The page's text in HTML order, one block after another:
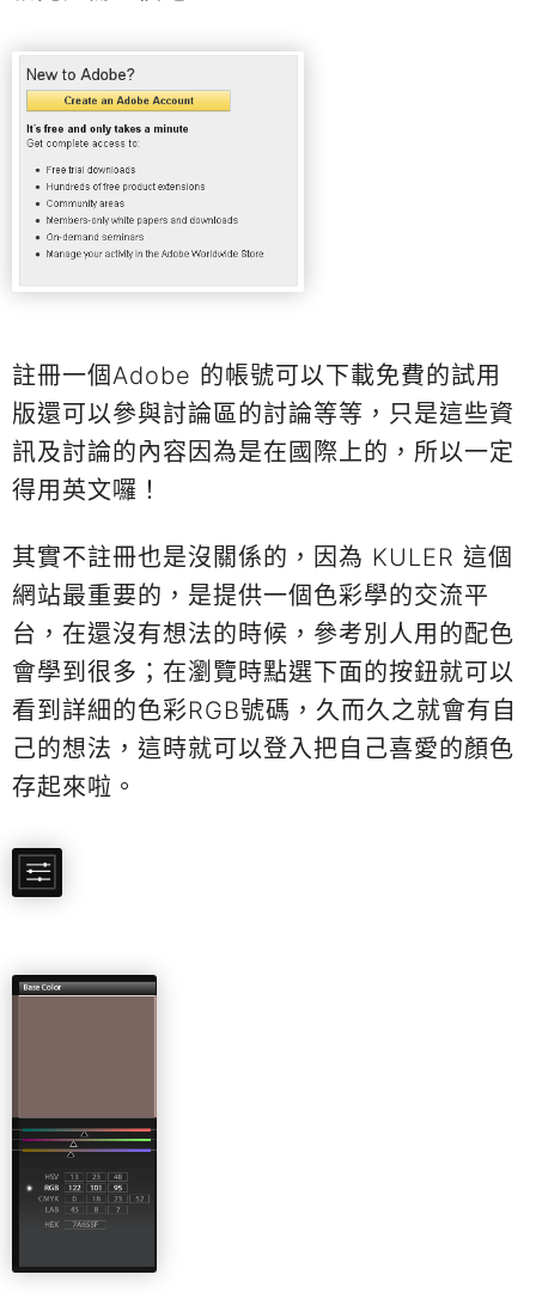
註冊一個Adobe 的帳號可以下載免費的試用
版還可以參與討論區的討論等等，只是這些資
訊及討論的內容因為是在國際上的，所以一定
得用英文囉！
其實不註冊也是沒關係的，因為 KULER 這個
網站最重要的，是提供一個色彩學的交流平
台，在還沒有想法的時候，參考別人用的配色
會學到很多；在瀏覽時點選下面的按鈕就可以
看到詳細的色彩RGB號碼，久而久之就會有自
己的想法，這時就可以登入把自己喜愛的顏色
存起來啦。